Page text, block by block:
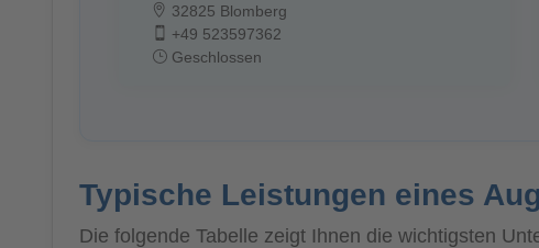
32825 Blomberg
+49 523597362
Geschlossen
Typische Leistungen eines
Die folgende Tabelle zeigt Ihnen die wichtigsten